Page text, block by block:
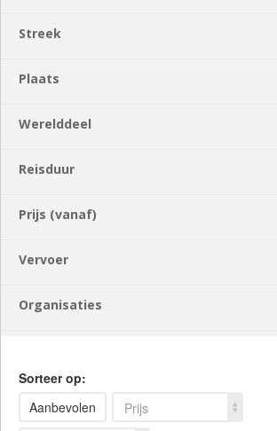
Streek
Plaats
Werelddeel
Reisduur
Prijs (vanaf)
Vervoer
Organisaties
Sorteer op:
Aanbevolen
Prijs